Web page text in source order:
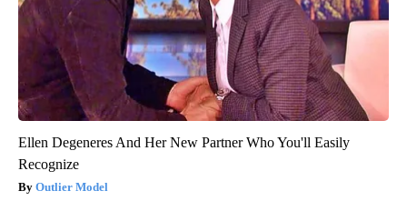
Ellen Degeneres And Her New Partner Who You'll Easily
Recognize
Outlier Model